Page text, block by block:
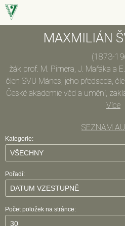
MAXMILIÁN
(1873-
žák prof. M. Pirnera, J. Mařáka a
člen SVU Mánes, jeho předseda,
České akademie věd a umění,
Société Nationale des Beaux
jmenován řádným profesorem
speciální škole pro grafické
působil na AVU v Praze
1935), vedoucí figurálního
zabýval se komorní i
významných osobností
Více
SEZNAM
Kategorie:
Pořadí:
Počet položek na stránce: